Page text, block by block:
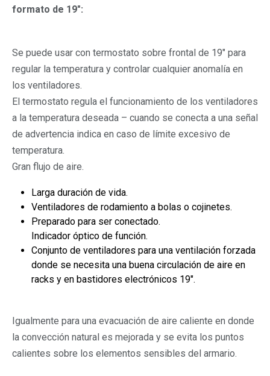
formato de 19″:
Se puede usar con termostato sobre frontal de 19″ para
regular la temperatura y controlar cualquier anomalía en
los ventiladores.
El termostato regula el funcionamiento de los ventiladores
a la temperatura deseada – cuando se conecta a una señal
de advertencia indica en caso de límite excesivo de
temperatura.
Gran flujo de aire.
Larga duración de vida.
Ventiladores de rodamiento a bolas o cojinetes.
Preparado para ser conectado.
Indicador óptico de función.
Conjunto de ventiladores para una ventilación forzada
donde se necesita una buena circulación de aire en
racks y en bastidores electrónicos 19″.
Igualmente para una evacuación de aire caliente en donde
la convección natural es mejorada y se evita los puntos
calientes sobre los elementos sensibles del armario.